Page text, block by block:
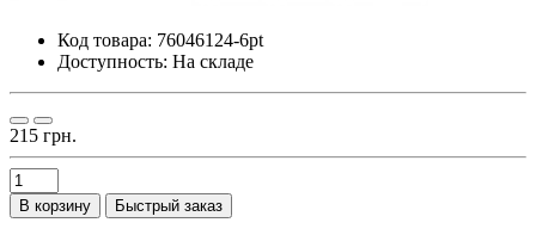
Код товара: 76046124-6pt
Доступность: На складе
215 грн.
В корзину Быстрый заказ